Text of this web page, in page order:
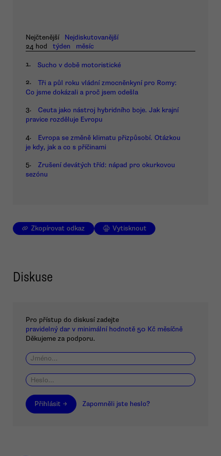
Nejčtenější
Nejdiskutovanější
24 hod
týden měsíc
1. Sucho v době motoristické
2.
Tři a půl roku vládní zmocněnkyní pro Romy:
Co jsme dokázali a proč jsem odešla
3.
Ceuta jako nástroj hybridního boje. Jak krajní
pravice rozděluje Evropu
4.
Evropa se změně klimatu přizpůsobí. Otázkou
je kdy, jak a co s příčinami
5.
Zrušení devátých tříd: nápad pro okurkovou
sezónu
Zkopírovat odkaz Vytisknout
Diskuse
Pro přístup do diskusí zadejte
pravidelný dar v minimální hodnotě 50 Kč měsíčně
Děkujeme za podporu.
Přihlásit → Zapomněli jste heslo?